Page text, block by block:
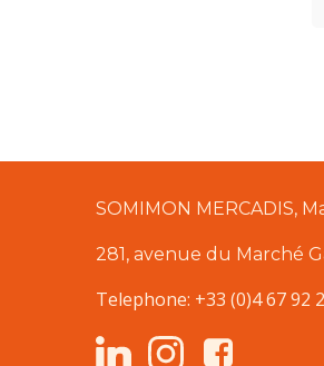
SOMIMON MERCADIS,
281, avenue du Marché
Telephone: +33 (0)4 67 92